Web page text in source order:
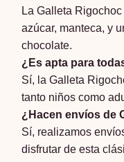
La Galleta
azúcar, manteca, y
chocolate.
¿Es apta para
Sí, la Galleta
tanto niños como
¿Hacen envíos de
Sí, realizamos
disfrutar de esta